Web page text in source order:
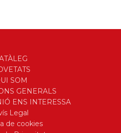
SOM
GENERALS
ENS INTERESSA
Legal
de cookies